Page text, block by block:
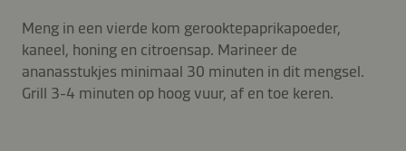
Meng in een vierde kom gerooktepaprikapoeder,
kaneel, honing en citroensap. Marineer de
ananasstukjes minimaal 30 minuten in dit mengsel.
Grill 3-4 minuten op hoog vuur, af en toe keren.